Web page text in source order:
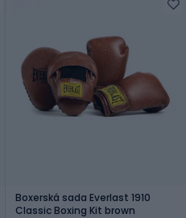
Boxerská sada Everlast 1910
Classic Boxing Kit brown